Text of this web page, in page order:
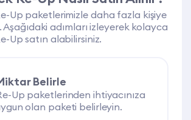
Up paketlerimizle daha fazla kişiye
Aşağıdaki adımları izleyerek kolayca
Up satın alabilirsiniz.
Belirle
Up paketlerinden ihtiyacınıza
olan paketi belirleyin.